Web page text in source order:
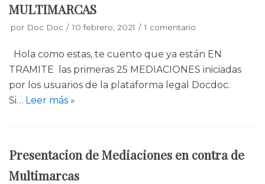
MULTIMARCAS
por Doc Doc 10 febrero, 2021 1 comentario
Hola como estas, te cuento que ya están EN
TRAMITE las primeras 25 MEDIACIONES iniciadas
por los usuarios de la plataforma legal Docdoc.
Si… Leer más »
Presentacion de Mediaciones en contra de
Multimarcas